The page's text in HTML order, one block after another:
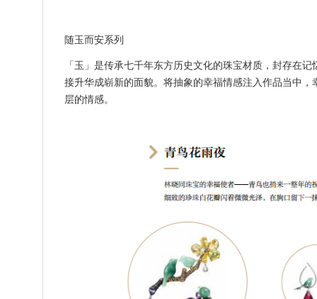
随玉而安系列
「玉」是传承七千年东方历史文化的珠宝材质，封存在
接升华成崭新的面貌。将抽象的幸福情感注入作品当中
层的情感。